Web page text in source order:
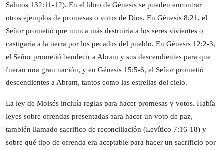
Salmos 132:11-12). En el libro de Génesis se pueden encontrar
otros ejemplos de promesas o votos de Dios. En Génesis 8:21, el
Señor prometió que nunca más destruiría a los seres vivientes o
castigaría a la tierra por los pecados del pueblo. En Génesis 12:2-3,
el Señor prometió bendecir a Abram y sus descendientes para que
fueran una gran nación, y en Génesis 15:5-6, el Señor prometió
descendientes a Abram, tantos como las estrellas del cielo.
La ley de Moisés incluía reglas para hacer promesas y votos. Había
leyes sobre ofrendas presentadas para hacer un voto de paz,
también llamado sacrifico de reconciliación (Levítico 7:16-18) y
sobre qué tipo de ofrenda era aceptable para hacer un sacrificio por